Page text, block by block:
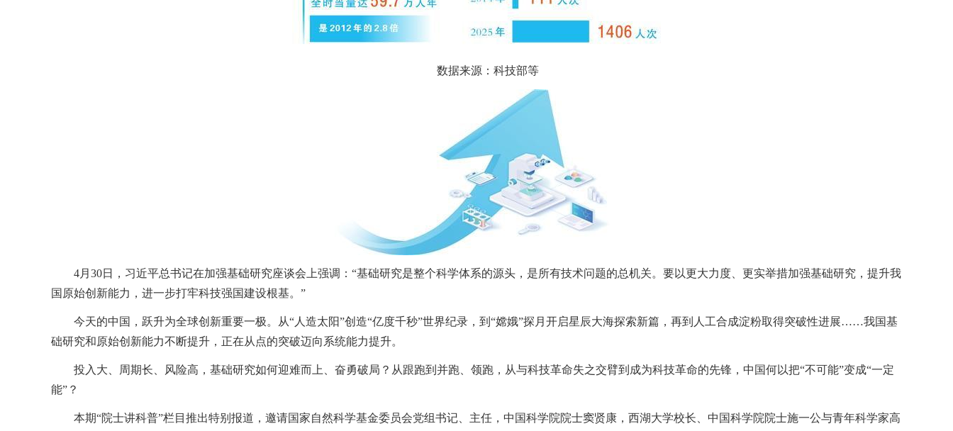
数据来源：科技部等
4月30日，习近平总书记在加强基础研究座谈会上强调：“基础研究是整个科学体系的源头，是所有技术问题的总机关。要以更大力度、更实举措加强基础研究，提升我
国原始创新能力，进一步打牢科技强国建设根基。”
今天的中国，跃升为全球创新重要一极。从“人造太阳”创造“亿度千秒”世界纪录，到“嫦娥”探月开启星辰大海探索新篇，再到人工合成淀粉取得突破性进展……我国基
础研究和原始创新能力不断提升，正在从点的突破迈向系统能力提升。
投入大、周期长、风险高，基础研究如何迎难而上、奋勇破局？从跟跑到并跑、领跑，从与科技革命失之交臂到成为科技革命的先锋，中国何以把“不可能”变成“一定
能”？
本期“院士讲科普”栏目推出特别报道，邀请国家自然科学基金委员会党组书记、主任，中国科学院院士窦贤康，西湖大学校长、中国科学院院士施一公与青年科学家高